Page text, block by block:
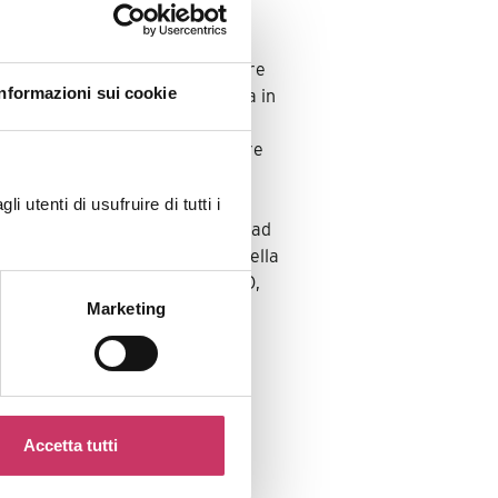
sui cookie
utenti di usufruire di tutti i
Marketing
Accetta tutti
Andrea Zirilli vanta oltre
con una solida carriera in
responsabilità fino a diventare
globali e sviluppato progetti ad
imprenditoriale nella
Holding come COO,
clienti e territori.
flessibilità nel lavoro, è attivo
promuove da sempre un